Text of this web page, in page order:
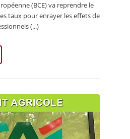
(BCE) va reprendre le
taux pour enrayer les effets de
(...)